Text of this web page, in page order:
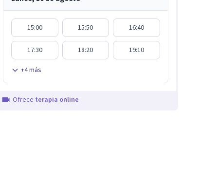
15:00 15:50 16:40
17:30 18:20 19:10
+4más
Ofrece terapia online